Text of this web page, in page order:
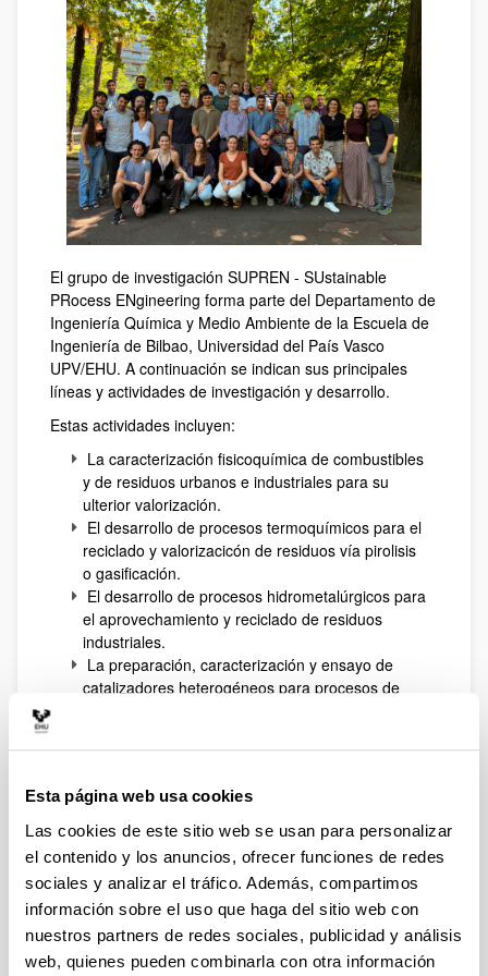
Esta página web usa cookies
Las cookies de este sitio web se usan para personalizar
el contenido y los anuncios, ofrecer funciones de redes
sociales y analizar el tráfico. Además, compartimos
información sobre el uso que haga del sitio web con
nuestros partners de redes sociales, publicidad y análisis
web, quienes pueden combinarla con otra información
El grupo de investigación SUPREN - SUstainable
PRocess ENgineering forma parte del Departamento de
Ingeniería Química y Medio Ambiente de la Escuela de
Ingeniería de Bilbao, Universidad del País Vasco
UPV/EHU. A continuación se indican sus principales
líneas y actividades de investigación y desarrollo.
Estas actividades incluyen:
La caracterización fisicoquímica de combustibles
y de residuos urbanos e industriales para su
ulterior valorización.
El desarrollo de procesos termoquímicos para el
reciclado y valorizacicón de residuos vía pirolisis
o gasificación.
El desarrollo de procesos hidrometalúrgicos para
el aprovechamiento y reciclado de residuos
industriales.
La preparación, caracterización y ensayo de
catalizadores heterogéneos para procesos de
recursos fósiles (fracciones petrolíferas y gas
La aplicación de conceptos avanzados de
ingeniería de las reacciones catalíticas al
desarrollo de sistemas de microrreacción o de
reacción acoplada a separaciones selectivas
(destilación reactiva, módulos de membranas),
especialmente en el campo de las tecnologías de
fabricación de hidrógeno y en el del desarrollo de
procesos de biorrefinería (biocombustibles e